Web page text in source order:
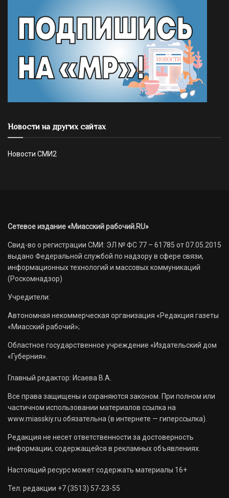
Новости на других сайтах
Новости СМИ2
Сетевое издание «Миасский рабочий.RU»
Свид-во о регистрации СМИ: ЭЛ № ФС 77 – 61785 от 07.05.2015
выдано Федеральной службой по надзору в сфере связи,
информационных технологий и массовых коммуникаций
(Роскомнадзор)
Учредители:
Автономная некоммерческая организация «Редакция газеты
«Миасский рабочий»;
Областное государственное учреждение «Издательский дом
«Губерния».
Главный редактор: Исаева В.А.
Все права защищены и охраняются законом. При полном или
частичном использовании материалов ссылка на
www.miasskiy.ru обязательна (в интернете — гиперссылка).
Редакция не несет ответственности за достоверность
информации, содержащейся в рекламных объявлениях.
Настоящий ресурс может содержать материалы 16+
Тел. редакции +7 (3513) 57-23-55